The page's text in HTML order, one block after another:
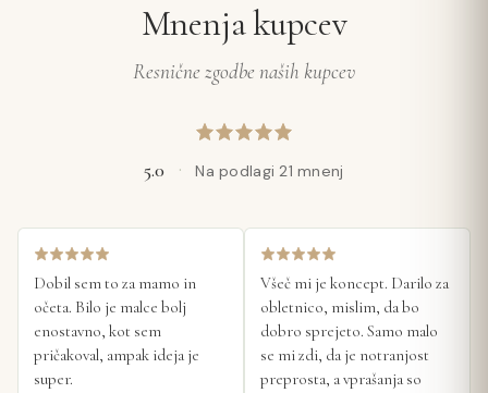
Mnenja kupcev
Resnične zgodbe naših kupcev
5.0 · Na podlagi 21 mnenj
Dobil sem to za mamo in
očeta. Bilo je malce bolj
enostavno, kot sem
pričakoval, ampak ideja je
super.
Všeč mi je koncept. Darilo za
obletnico, mislim, da bo
dobro sprejeto. Samo malo
se mi zdi, da je notranjost
preprosta, a vprašanja so